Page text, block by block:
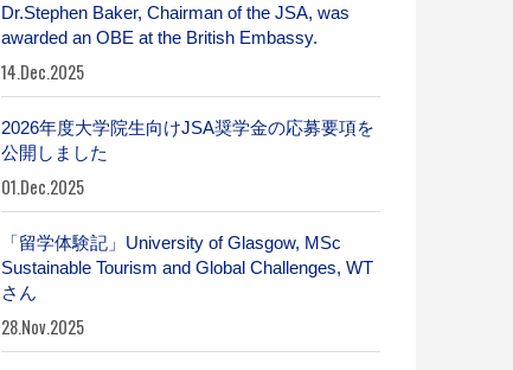
Dr.Stephen Baker, Chairman of the JSA, was
awarded an OBE at the British Embassy.
14.Dec.2025
2026年度大学院生向けJSA奨学金の応募要項を
公開しました
01.Dec.2025
「留学体験記」University of Glasgow, MSc
Sustainable Tourism and Global Challenges, WT
さん
28.Nov.2025